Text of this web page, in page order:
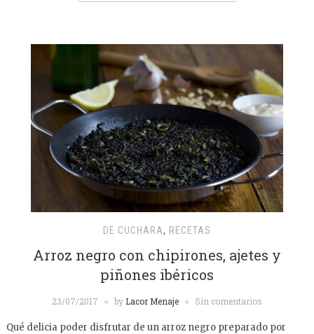
DE CUCHARA, RECETAS
Arroz negro con chipirones, ajetes y
piñones ibéricos
23/07/2017 by Lacor Menaje Sin comentarios
Qué delicia poder disfrutar de un arroz negro preparado por